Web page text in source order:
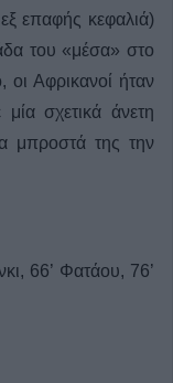
επαφής κεφαλιά)
του «μέσα» στο
Αφρικανοί ήταν
σχετικά άνετη
μπροστά της την
66’ Φατάου, 76’